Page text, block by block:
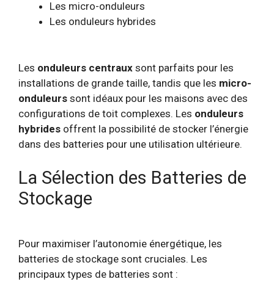
Les micro-onduleurs
Les onduleurs hybrides
Les onduleurs centraux sont parfaits pour les
installations de grande taille, tandis que les micro-
onduleurs sont idéaux pour les maisons avec des
configurations de toit complexes. Les onduleurs
hybrides offrent la possibilité de stocker l’énergie
dans des batteries pour une utilisation ultérieure.
La Sélection des Batteries de
Stockage
Pour maximiser l’autonomie énergétique, les
batteries de stockage sont cruciales. Les
principaux types de batteries sont :